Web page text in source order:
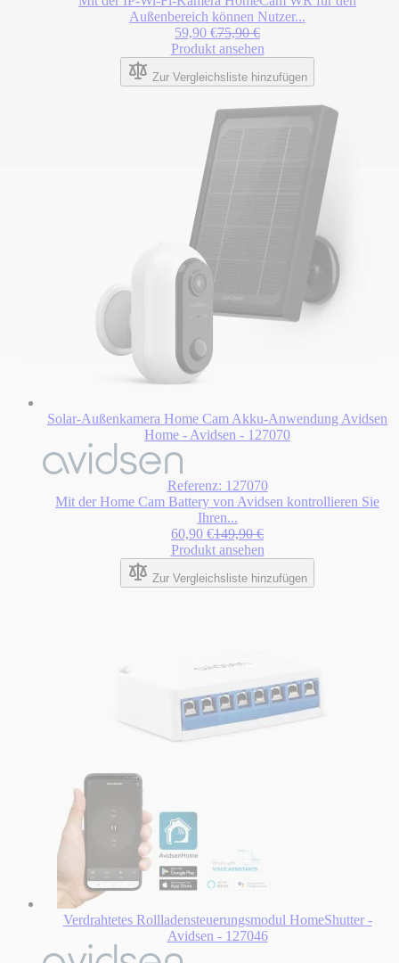
Außenbereich können Nutzer...
Sonderpreis
59,90 € Regulärer Preis
75,90 €
Produkt ansehen
Zur Vergleichsliste hinzufügen
Solar-Außenkamera Home Cam Akku-Anwendung Avidsen
Home - Avidsen - 127070
Referenz: 127070
Mit der Home Cam Battery von Avidsen kontrollieren Sie
Ihren...
Sonderpreis
60,90 € Regulärer Preis
149,90 €
Produkt ansehen
Zur Vergleichsliste hinzufügen
Verdrahtetes Rollladensteuerungsmodul HomeShutter -
Avidsen - 127046